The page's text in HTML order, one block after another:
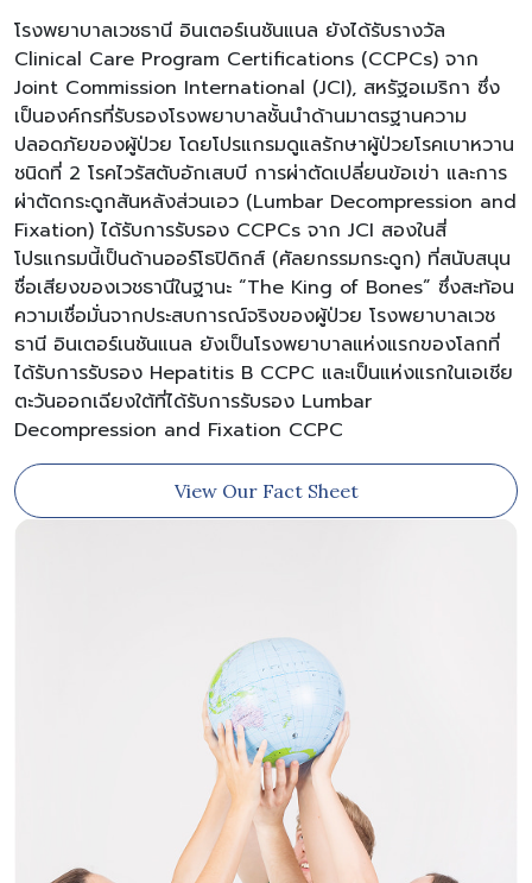
โรงพยาบาลเวชธานี อินเตอร์เนชันแนล ยังได้รับรางวัล
Clinical Care Program Certifications (CCPCs) จาก
Joint Commission International (JCI), สหรัฐอเมริกา ซึ่ง
เป็นองค์กรที่รับรองโรงพยาบาลชั้นนำด้านมาตรฐานความ
ปลอดภัยของผู้ป่วย โดยโปรแกรมดูแลรักษาผู้ป่วยโรคเบาหวาน
ชนิดที่ 2 โรคไวรัสตับอักเสบบี การผ่าตัดเปลี่ยนข้อเข่า และการ
ผ่าตัดกระดูกสันหลังส่วนเอว (Lumbar Decompression and
Fixation) ได้รับการรับรอง CCPCs จาก JCI สองในสี่
โปรแกรมนี้เป็นด้านออร์โธปิดิกส์ (ศัลยกรรมกระดูก) ที่สนับสนุน
ชื่อเสียงของเวชธานีในฐานะ “The King of Bones” ซึ่งสะท้อน
ความเชื่อมั่นจากประสบการณ์จริงของผู้ป่วย โรงพยาบาลเวช
ธานี อินเตอร์เนชันแนล ยังเป็นโรงพยาบาลแห่งแรกของโลกที่
ได้รับการรับรอง Hepatitis B CCPC และเป็นแห่งแรกในเอเชีย
ตะวันออกเฉียงใต้ที่ได้รับการรับรอง Lumbar
Decompression and Fixation CCPC
View Our Fact Sheet